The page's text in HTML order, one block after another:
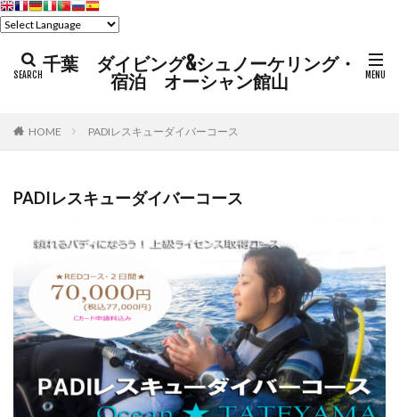
千葉 ダイビング&シュノーケリング・
宿泊 オーシャン館山
HOME PADIレスキューダイバーコース
PADIレスキューダイバーコース